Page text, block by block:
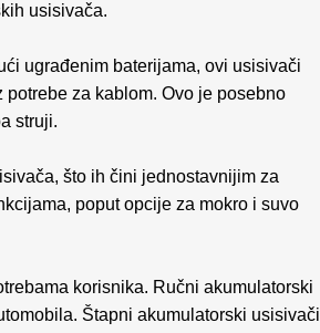
usisivača.
ugrađenim baterijama, ovi usisivači
za kablom. Ovo je posebno
struji.
što ih čini jednostavnijim za
poput opcije za mokro i suvo
korisnika. Ručni akumulatorski
Štapni akumulatorski usisivači